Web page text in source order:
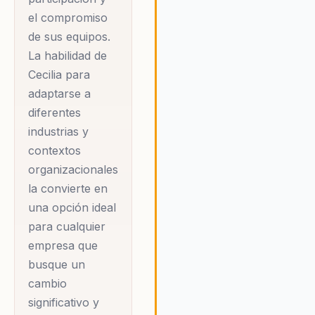
universidades, Cecilia
ha sido una ferviente
defensora de la
educación inclusiva y
accesible,
promoviendo la
utilización de
tecnologías
emergentes para
democratizar el
acceso al
conocimiento. Su
enfoque en la
neuroeducación le
permite diseñar
el compromiso
de sus equipos.
La habilidad de
Cecilia para
adaptarse a
diferentes
industrias y
contextos
organizacionales
la convierte en
una opción ideal
para cualquier
empresa que
busque un
cambio
significativo y